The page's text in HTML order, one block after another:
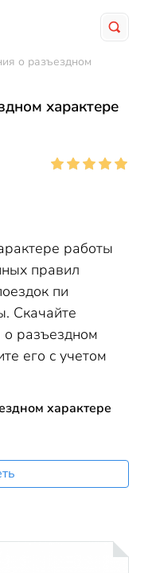
о разъездном
характере
работы
правил
пи
Скачайте
о разъездном
его с учетом
характере